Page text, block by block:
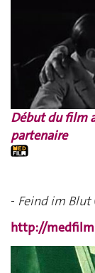
Début du film
partenaire
- Feind im Blut
http://